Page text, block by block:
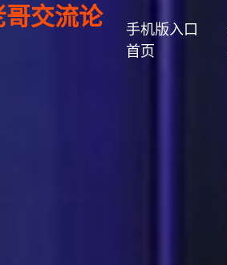
交流论
手机版入口
首页